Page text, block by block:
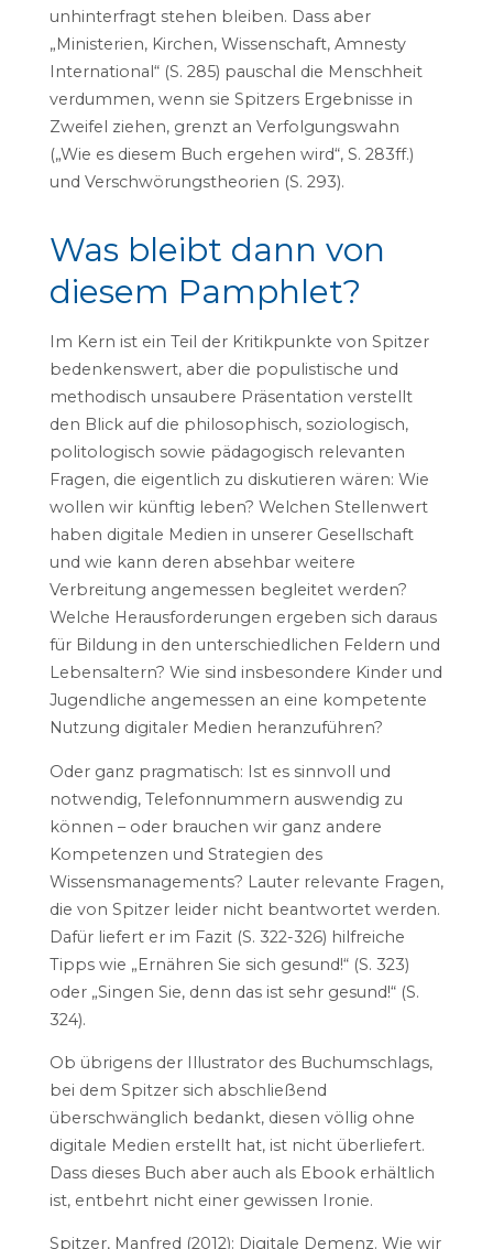
unhinterfragt stehen bleiben. Dass aber
„Ministerien, Kirchen, Wissenschaft, Amnesty
International“ (S. 285) pauschal die Menschheit
verdummen, wenn sie Spitzers Ergebnisse in
Zweifel ziehen, grenzt an Verfolgungswahn
(„Wie es diesem Buch ergehen wird“, S. 283ff.)
und Verschwörungstheorien (S. 293).
Was bleibt dann von
diesem Pamphlet?
Im Kern ist ein Teil der Kritikpunkte von Spitzer
bedenkenswert, aber die populistische und
methodisch unsaubere Präsentation verstellt
den Blick auf die philosophisch, soziologisch,
politologisch sowie pädagogisch relevanten
Fragen, die eigentlich zu diskutieren wären: Wie
wollen wir künftig leben? Welchen Stellenwert
haben digitale Medien in unserer Gesellschaft
und wie kann deren absehbar weitere
Verbreitung angemessen begleitet werden?
Welche Herausforderungen ergeben sich daraus
für Bildung in den unterschiedlichen Feldern und
Lebensaltern? Wie sind insbesondere Kinder und
Jugendliche angemessen an eine kompetente
Nutzung digitaler Medien heranzuführen?
Oder ganz pragmatisch: Ist es sinnvoll und
notwendig, Telefonnummern auswendig zu
können – oder brauchen wir ganz andere
Kompetenzen und Strategien des
Wissensmanagements? Lauter relevante Fragen,
die von Spitzer leider nicht beantwortet werden.
Dafür liefert er im Fazit (S. 322-326) hilfreiche
Tipps wie „Ernähren Sie sich gesund!“ (S. 323)
oder „Singen Sie, denn das ist sehr gesund!“ (S.
324).
Ob übrigens der Illustrator des Buchumschlags,
bei dem Spitzer sich abschließend
überschwänglich bedankt, diesen völlig ohne
digitale Medien erstellt hat, ist nicht überliefert.
Dass dieses Buch aber auch als Ebook erhältlich
ist, entbehrt nicht einer gewissen Ironie.
Spitzer, Manfred (2012): Digitale Demenz. Wie wir